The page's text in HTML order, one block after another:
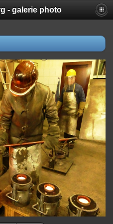
- galerie photo